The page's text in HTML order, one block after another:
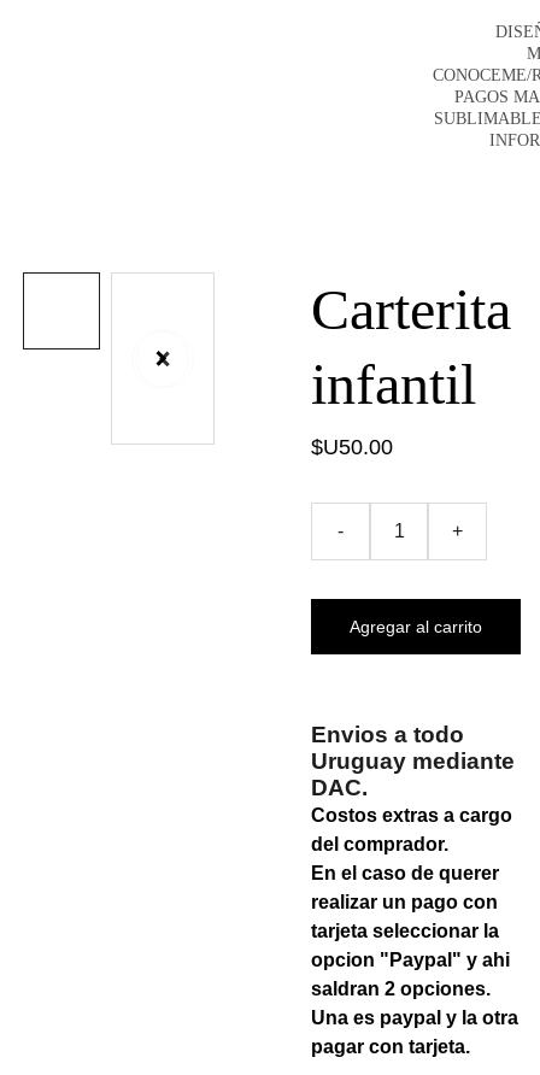
CONOCEME/
PAGOS
Carterita
infantil
$U50.00
- +
Agregar al carrito
Envios a todo
Uruguay mediante
DAC.
Costos extras a cargo
del comprador.
En el caso de querer
realizar un pago con
tarjeta seleccionar la
opcion "Paypal" y ahi
saldran 2 opciones.
Una es paypal y la otra
pagar con tarjeta.